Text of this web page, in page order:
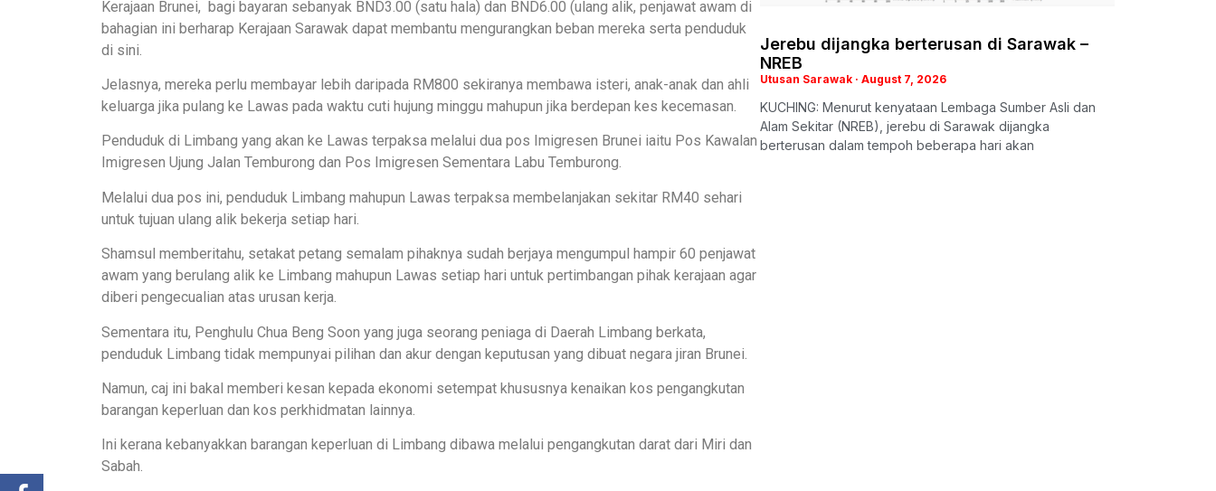
Kerajaan Brunei, bagi bayaran sebanyak BND3.00 (satu hala) dan BND6.00 (ulang alik, penjawat awam di
bahagian ini berharap Kerajaan Sarawak dapat membantu mengurangkan beban mereka serta penduduk
di sini.
Jelasnya, mereka perlu membayar lebih daripada RM800 sekiranya membawa isteri, anak-anak dan ahli
keluarga jika pulang ke Lawas pada waktu cuti hujung minggu mahupun jika berdepan kes kecemasan.
Penduduk di Limbang yang akan ke Lawas terpaksa melalui dua pos Imigresen Brunei iaitu Pos Kawalan
Imigresen Ujung Jalan Temburong dan Pos Imigresen Sementara Labu Temburong.
Melalui dua pos ini, penduduk Limbang mahupun Lawas terpaksa membelanjakan sekitar RM40 sehari
untuk tujuan ulang alik bekerja setiap hari.
Shamsul memberitahu, setakat petang semalam pihaknya sudah berjaya mengumpul hampir 60 penjawat
awam yang berulang alik ke Limbang mahupun Lawas setiap hari untuk pertimbangan pihak kerajaan agar
diberi pengecualian atas urusan kerja.
Sementara itu, Penghulu Chua Beng Soon yang juga seorang peniaga di Daerah Limbang berkata,
penduduk Limbang tidak mempunyai pilihan dan akur dengan keputusan yang dibuat negara jiran Brunei.
Namun, caj ini bakal memberi kesan kepada ekonomi setempat khususnya kenaikan kos pengangkutan
barangan keperluan dan kos perkhidmatan lainnya.
Ini kerana kebanyakkan barangan keperluan di Limbang dibawa melalui pengangkutan darat dari Miri dan
Sabah.
Jerebu dijangka berterusan di Sarawak –
NREB
Utusan Sarawak August 7, 2026
KUCHING: Menurut kenyataan Lembaga Sumber Asli dan
Alam Sekitar (NREB), jerebu di Sarawak dijangka
berterusan dalam tempoh beberapa hari akan